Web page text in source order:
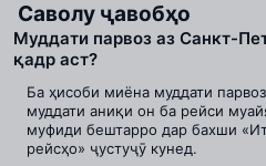
Саволу ҷавобҳо
Муддати парвоз аз Санкт-
қадр аст?
Ба ҳисоби миёна муддати
муддати аниқи он ба рейси
муфиди бештарро дар бахши
рейсҳо» ҷустуҷӯ кунед.